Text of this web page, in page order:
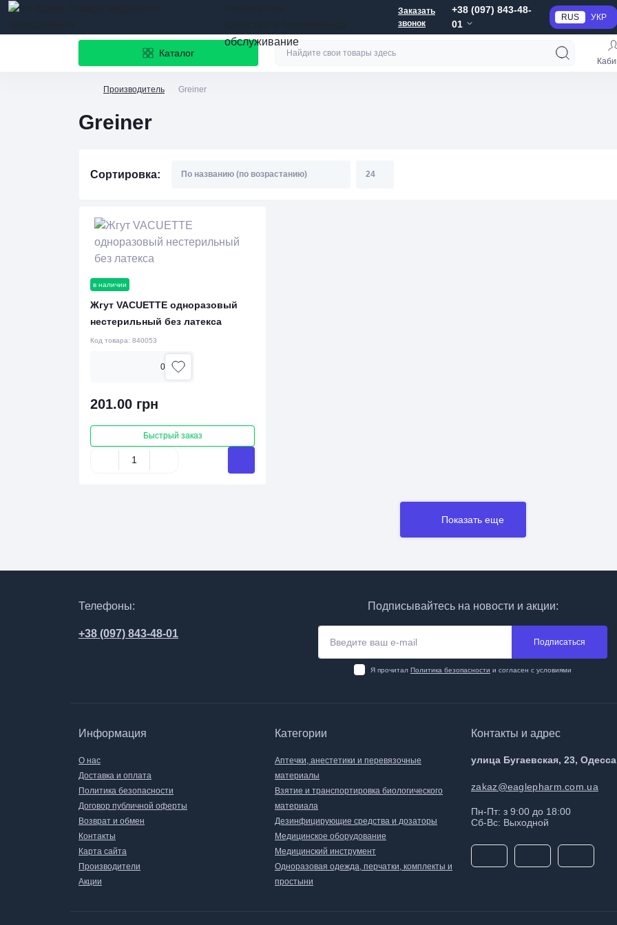
обслуживание
Заказать
звонок
+38 (097) 843-48-
01
RUS УКР
Каталог
Производитель Greiner
Greiner
Сортировка:
в наличии
Жгут VACUETTE одноразовый
нестерильный без латекса
Код товара: 840053
0
201.00 грн
Быстрый заказ
Показать еще
Телефоны:
+38 (097) 843-48-01
Подписывайтесь на новости и акции:
Подписаться
Я прочитал Политика безопасности и согласен с условиями
Информация
О нас
Доставка и оплата
Политика безопасности
Договор публичной оферты
Возврат и обмен
Контакты
Карта сайта
Производители
Акции
Категории
Аптечки, анестетики и перевязочные
материалы
Взятие и транспортировка биологического
материала
Дезинфицирующие средства и дозаторы
Медицинское оборудование
Медицинский инструмент
Одноразовая одежда, перчатки, комплекты и
простыни
Контакты и адрес
улица Бугаевская, 23,
zakaz@eaglepharm.com.ua
Пн-Пт: з 9:00 до 18:00
Сб-Вс: Выходной